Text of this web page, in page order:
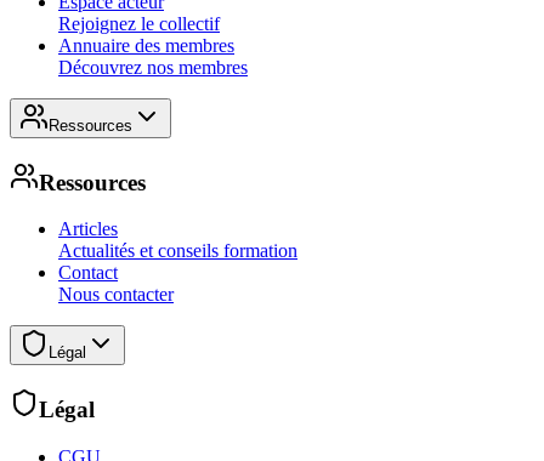
Rejoignez le collectif
Annuaire des membres
Découvrez nos membres
Ressources
Ressources
Articles
Actualités et conseils formation
Contact
Nous contacter
Légal
Légal
CGU